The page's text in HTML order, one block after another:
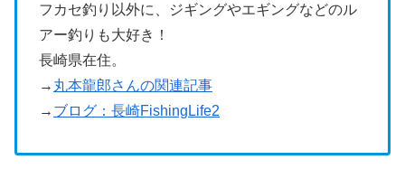
フカセ釣り以外に、ジギングやエギングなどのル
アー釣りも大好き！
長崎県在住。
→ 丸本龍郎さんの関連記事
→ ブログ：長崎FishingLife2